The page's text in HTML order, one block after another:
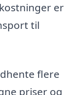
er
til
flere
priser og